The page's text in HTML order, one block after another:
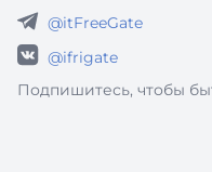
@itFreeGate
@ifrigate
Подпишитесь, чтобы